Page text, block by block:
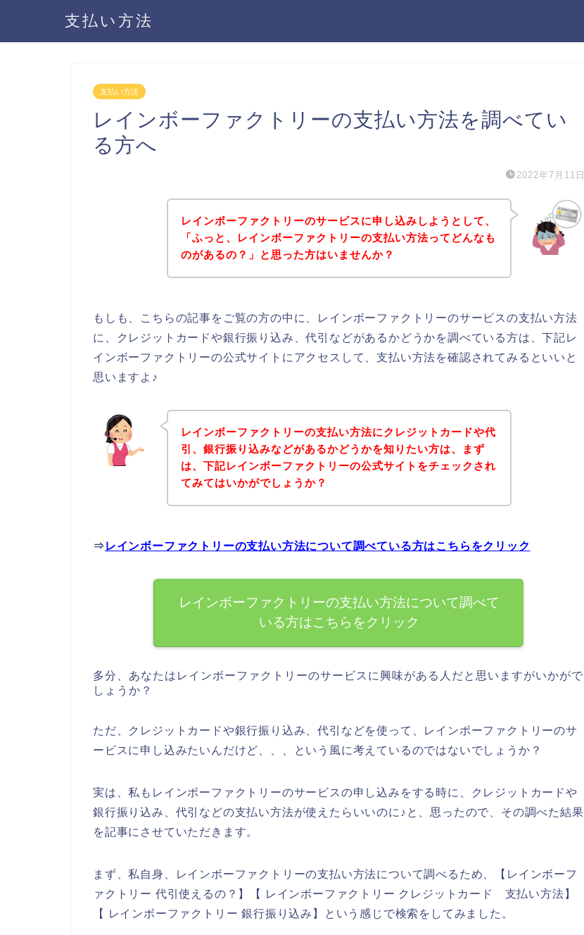
支払い方法
支払い方法
レインボーファクトリーの支払い方法を調べてい
る方へ
2022年7月11日
レインボーファクトリーのサービスに申し込みしようとして、
「ふっと、レインボーファクトリーの支払い方法ってどんなも
のがあるの？」と思った方はいませんか？
もしも、こちらの記事をご覧の方の中に、レインボーファクトリーのサービスの支払い方法
に、クレジットカードや銀行振り込み、代引などがあるかどうかを調べている方は、下記レ
インボーファクトリーの公式サイトにアクセスして、支払い方法を確認されてみるといいと
思いますよ♪
レインボーファクトリーの支払い方法にクレジットカードや代
引、銀行振り込みなどがあるかどうかを知りたい方は、まず
は、下記レインボーファクトリーの公式サイトをチェックされ
てみてはいかがでしょうか？
⇒ レインボーファクトリーの支払い方法について調べている方はこちらをクリック
レインボーファクトリーの支払い方法について調べて
いる方はこちらをクリック
多分、あなたはレインボーファクトリーのサービスに興味がある人だと思いますがいかがで
しょうか？
ただ、クレジットカードや銀行振り込み、代引などを使って、レインボーファクトリーのサ
ービスに申し込みたいんだけど、、、という風に考えているのではないでしょうか？
実は、私もレインボーファクトリーのサービスの申し込みをする時に、クレジットカードや
銀行振り込み、代引などの支払い方法が使えたらいいのに♪と、思ったので、その調べた結果
を記事にさせていただきます。
まず、私自身、レインボーファクトリーの支払い方法について調べるため、【レインボーフ
ァクトリー 代引使えるの？】【 レインボーファクトリー クレジットカード 支払い方法】
【 レインボーファクトリー 銀行振り込み】という感じで検索をしてみました。